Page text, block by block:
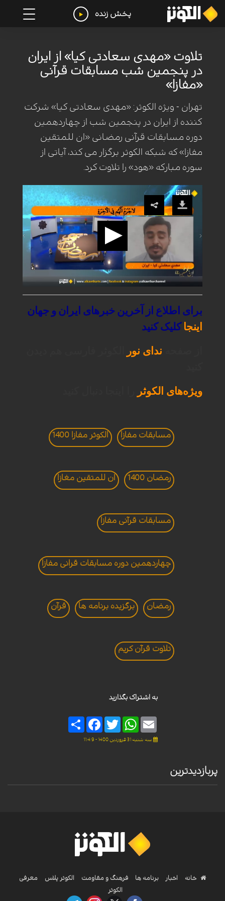
پخش زنده
تلاوت «مهدی سعادتی کیا» از ایران
در پنجمین شب مسابقات قرآنی
«مفازا»
تهران - ویژه الکوثر: «مهدی سعادتی کیا» شرکت
کننده از ایران در پنجمین شب از چهاردهمین
دوره مسابقات قرآنی رمضانی «ان للمتقین
مفازا» که شبکه الکوثر برگزار می کند، آیاتی از
سوره مبارکه «هود» را تلاوت کرد.
برای اطلاع از آخرین خبرهای ایران و جهان
اینجا کلیککنید
ندای نور
ویژه‌های الکوثر
مسابقات مفازا الکوثر مفازا 1400
رمضان 1400 ان للمتقین مغازا
مسابقات قرآنی مفازا
چهاردهمین دوره مسابقات قرانی مفازا
رمضان برگزيده برنامه ها قرآن
تلاوت قرآن کريم
به اشتراک بگذارید
Share
FacebookTwitter
WhatsAppEmail
سه شنبه 31 فروردین 1400 - 11:4:9
پربازدیدترین
خانه اخبار برنامه ها فرهنگ و مقاومت الکوثر پلاس
معرفی
الکوثر